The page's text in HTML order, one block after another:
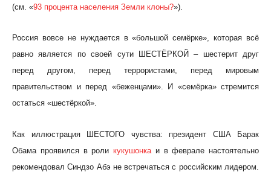
(см. «93 процента населения Земли клоны?»).
Россия вовсе не нуждается в «большой семёрке», которая всё
равно является по своей сути ШЕСТЁРКОЙ – шестерит друг
перед другом, перед террористами, перед мировым
правительством и перед «беженцами». И «семёрка» стремится
остаться «шестёркой».
Как иллюстрация ШЕСТОГО чувства: президент США Барак
Обама проявился в роли кукушонка и в феврале настоятельно
рекомендовал Синдзо Абэ не встречаться с российским лидером.